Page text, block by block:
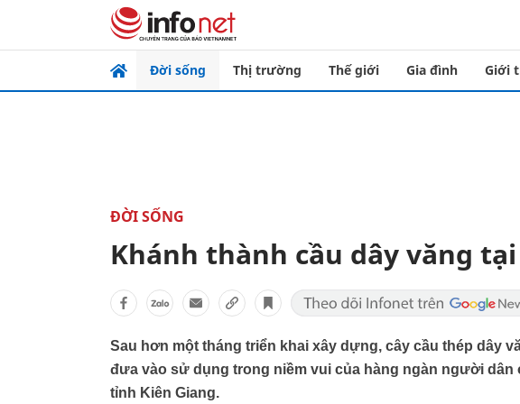
Đời sống Thị trường Thế giới Gia đình Giới
ĐỜI SỐNG
Khánh thành cầu dây văng
Sau hơn một tháng triển khai xây dựng, cây cầu thép dây
đưa vào sử dụng trong niềm vui của hàng ngàn người dân
tỉnh Kiên Giang.